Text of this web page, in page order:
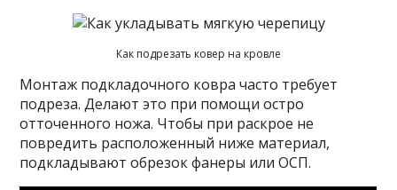
Как подрезать ковер на кровле
Монтаж подкладочного ковра часто требует
подреза. Делают это при помощи остро
отточенного ножа. Чтобы при раскрое не
повредить расположенный ниже материал,
подкладывают обрезок фанеры или ОСП.